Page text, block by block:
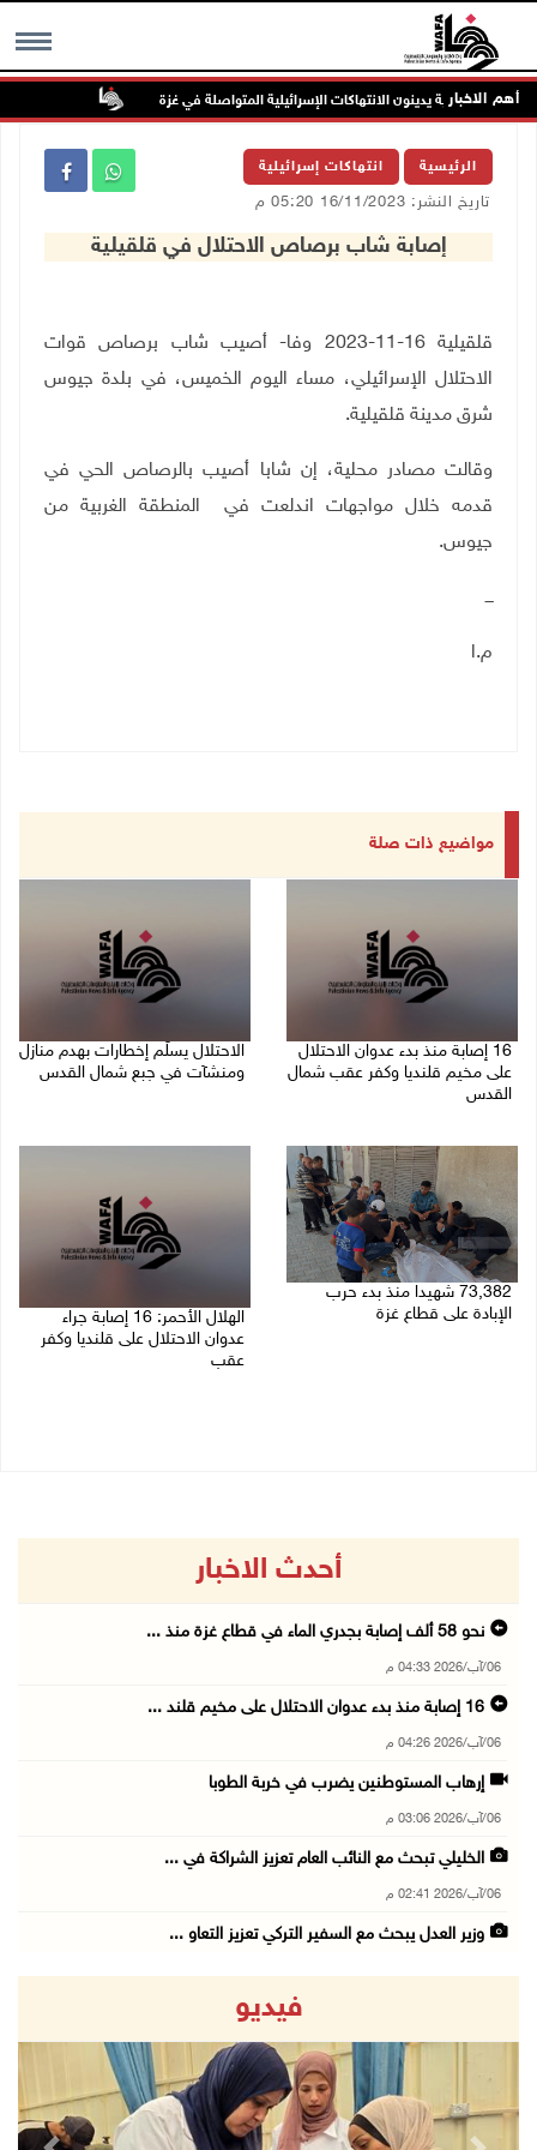
MENU أهم الاخبار
الرئيسية انتهاكات إسرائيلية
تاريخ النشر: 16/11/2023 05:20 م
إصابة شاب برصاص الاحتلال في قلقيلية
قلقيلية 16-11-2023 وفا- أصيب شاب برصاص قوات
الاحتلال الإسرائيلي، مساء اليوم الخميس، في بلدة جيوس
شرق مدينة قلقيلية.
وقالت مصادر محلية، إن شابا أصيب بالرصاص الحي في
قدمه خلال مواجهات اندلعت في المنطقة الغربية من
جيوس.
ـــ
م.ا
مواضيع ذات صلة
16 إصابة منذ بدء عدوان الاحتلال
على مخيم قلنديا وكفر عقب شمال
القدس
الاحتلال يسلّم إخطارات بهدم منازل
ومنشآت في جبع شمال القدس
73,382 شهيدا منذ بدء حرب
الإبادة على قطاع غزة
الهلال الأحمر: 16 إصابة جراء
عدوان الاحتلال على قلنديا وكفر
عقب
أحدث الاخبار
نحو 58 ألف إصابة بجدري الماء في قطاع غزة منذ ...
06/آب/2026 04:33 م
16 إصابة منذ بدء عدوان الاحتلال على مخيم قلند ...
06/آب/2026 04:26 م
إرهاب المستوطنين يضرب في خربة الطوبا
06/آب/2026 03:06 م
الخليلي تبحث مع النائب العام تعزيز الشراكة في ...
06/آب/2026 02:41 م
وزير العدل يبحث مع السفير التركي تعزيز التعاو ...
سلطة النقد: ارتفاع نسبة الشمول المالي في فلسط ...
06/آب/2026 02:31 م
"فتح": عدوان الاحتلال على مخيّم قلنديا لن ينا ...
06/آب/2026 02:28 م
فيديو